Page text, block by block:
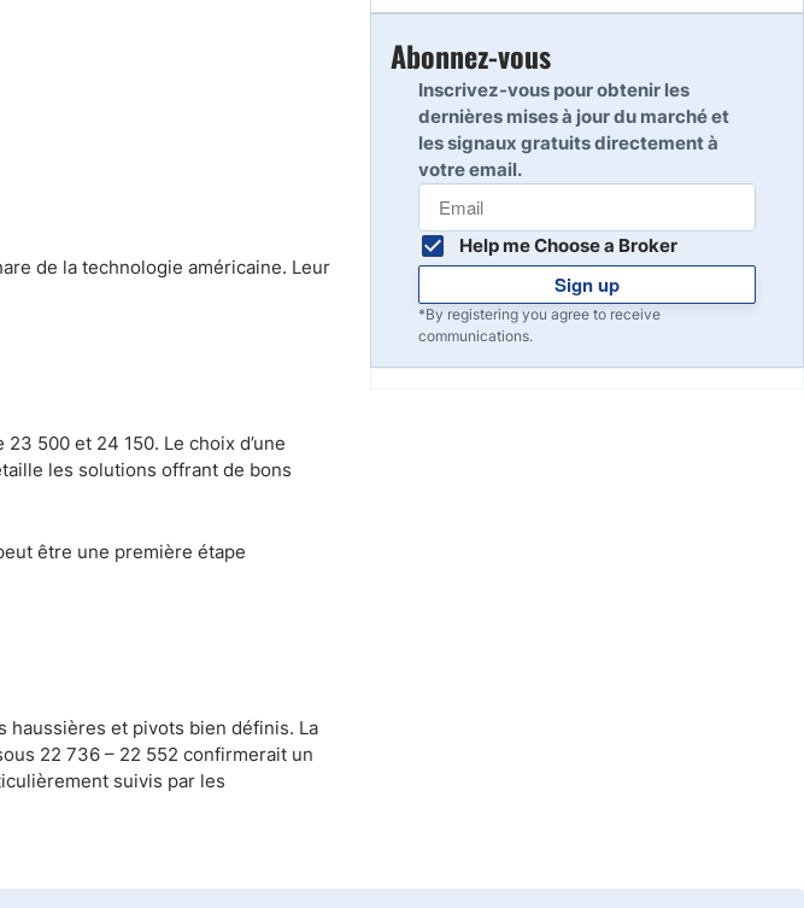
de la technologie américaine. Leur
500 et 24 150. Le choix d’une
les solutions offrant de bons
être une première étape
haussières et pivots bien définis. La
22 736 – 22 552 confirmerait un
suivis par les
Abonnez-vous
Inscrivez-vous pour obtenir les
dernières mises à jour du marché et
les signaux gratuits directement à
votre email.
Help me Choose a Broker
Sign up
*By registering you agree to receive
communications.